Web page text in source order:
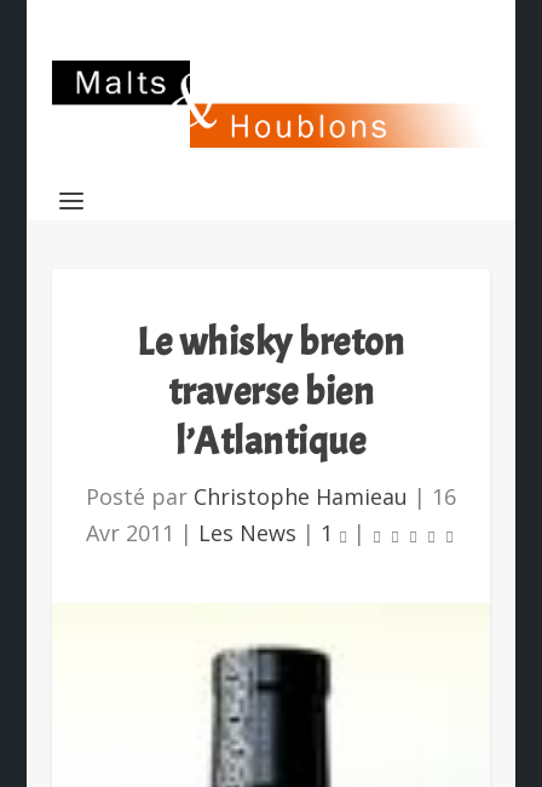
Le whisky breton
traverse bien
l’Atlantique
Posté par Christophe Hamieau | 16
Avr 2011 | Les News | 1 |